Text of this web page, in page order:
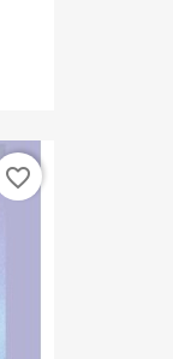
favorite_border